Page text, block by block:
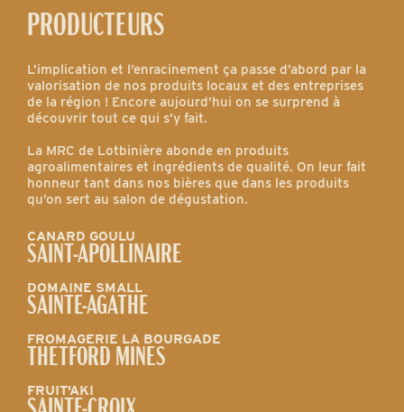
PRODUCTEURS
L’implication et l’enracinement ça passe d’abord par la
valorisation de nos produits locaux et des entreprises
de la région ! Encore aujourd’hui on se surprend à
découvrir tout ce qui s’y fait.
La MRC de Lotbinière abonde en produits
agroalimentaires et ingrédients de qualité. On leur fait
honneur tant dans nos bières que dans les produits
qu’on sert au salon de dégustation.
CANARD GOULU
SAINT-APOLLINAIRE
DOMAINE SMALL
SAINTE-AGATHE
FROMAGERIE LA BOURGADE
THETFORD MINES
FRUIT'AKI